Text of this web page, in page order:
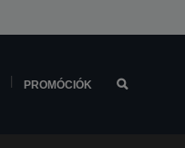
PROMÓCIÓK